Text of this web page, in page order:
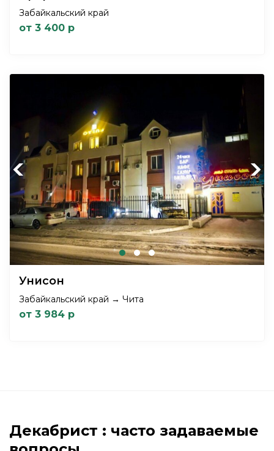
Забайкальский край
от 3 400 р
Previous Next
Унисон
Забайкальский край → Чита
от 3 984 р
Декабрист : часто задаваемые